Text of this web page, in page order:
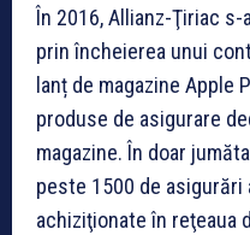
În 2016, Allianz-Ţiriac
prin încheierea unui
lanț de magazine Apple
produse de asigurare
magazine. În doar
peste 1500 de
achiziţionate în reţeaua